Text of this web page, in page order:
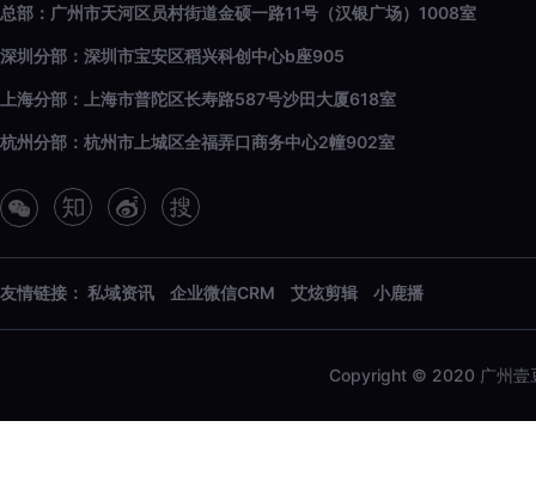
总部：广州市天河区员村街道金硕一路11号（汉银广场）1008室
深圳分部：深圳市宝安区稻兴科创中心b座905
上海分部：上海市普陀区长寿路587号沙田大厦618室
杭州分部：杭州市上城区全福弄口商务中心2幢902室
友情链接： 私域资讯 企业微信CRM 艾炫剪辑 小鹿播
Copyright © 2020 广州壹